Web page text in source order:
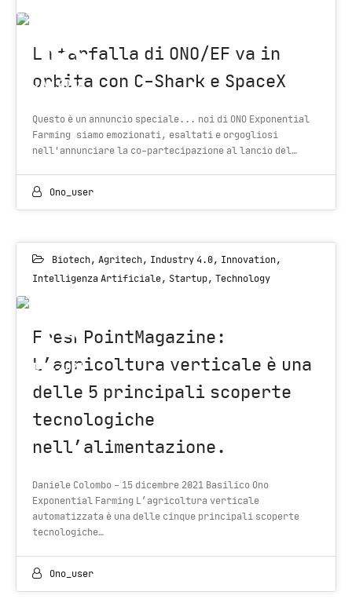
18
JAN 2022
La farfalla di ONO/EF va in
orbita con C-Shark e SpaceX
Questo è un annuncio speciale... noi di ONO Exponential
Farming siamo emozionati, esaltati e orgogliosi
nell'annunciare la co-partecipazione al lancio del…
Ono_user
Biotech, Agritech, Industry 4.0, Innovation,
Intelligenza Artificiale, Startup, Technology
15
DEC 2021
FreshPointMagazine:
L’agricoltura verticale è una
delle 5 principali scoperte
tecnologiche
nell’alimentazione.
Daniele Colombo - 15 dicembre 2021 Basilico Ono
Exponential Farming L’agricoltura verticale
automatizzata è una delle cinque principali scoperte
tecnologiche…
Ono_user